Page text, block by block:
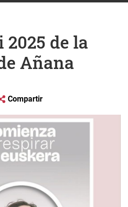
de la
Añana
Compartir